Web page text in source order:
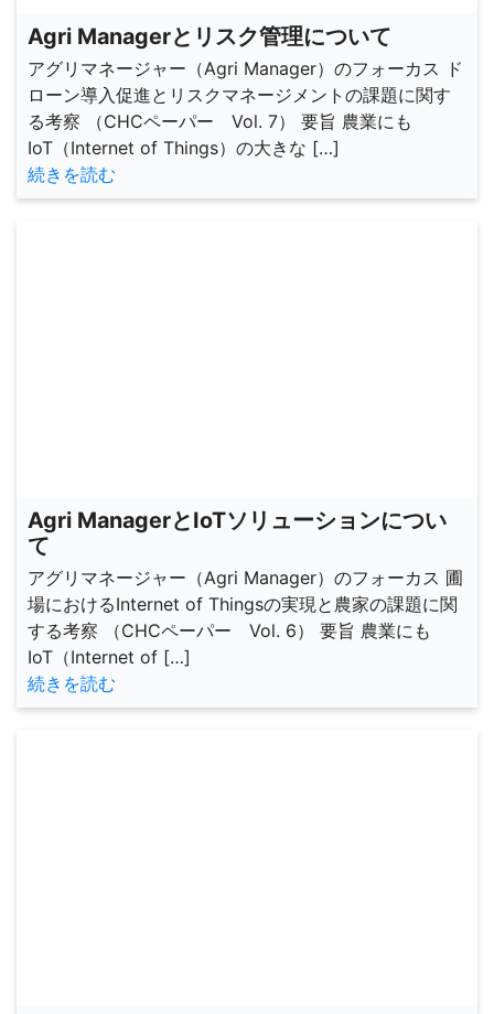
Agri Managerとリスク管理について
アグリマネージャー（Agri Manager）のフォーカス ド
ローン導入促進とリスクマネージメントの課題に関す
る考察 （CHCペーパー Vol. 7） 要旨 農業にも
IoT（Internet of Things）の大きな […]
続きを読む
Agri ManagerとIoTソリューションについ
て
アグリマネージャー（Agri Manager）のフォーカス 圃
場におけるInternet of Thingsの実現と農家の課題に関
する考察 （CHCペーパー Vol. 6） 要旨 農業にも
IoT（Internet of […]
続きを読む